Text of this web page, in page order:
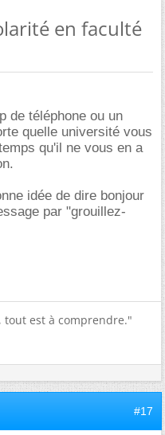
en faculté
de téléphone ou un
quelle université vous
qu'il ne vous en a
idée de dire bonjour
par "grouillez-
tout est à comprendre."
#17